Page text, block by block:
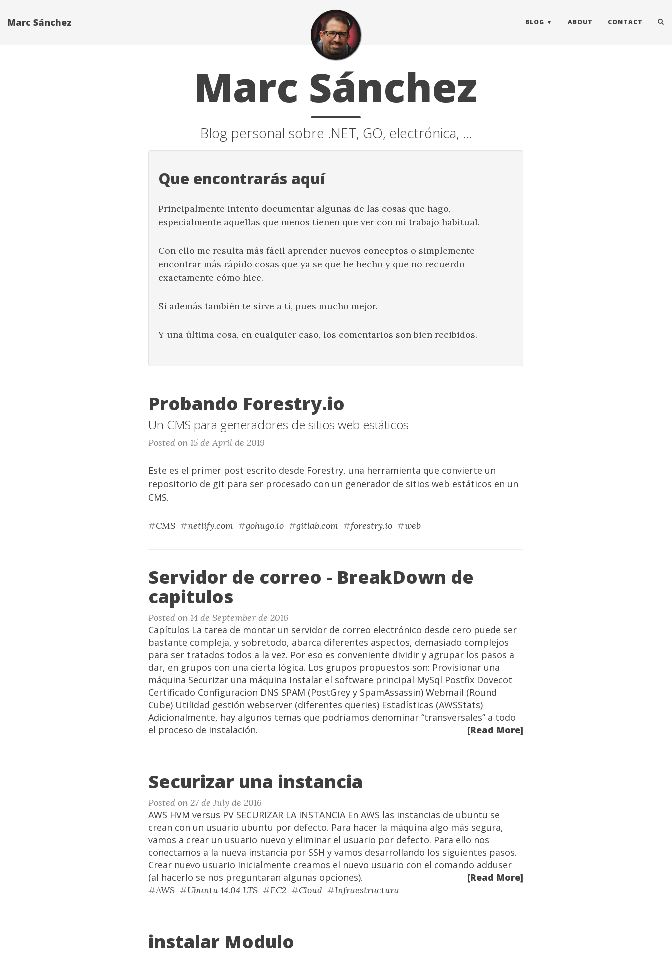
Marc Sánchez BLOG ABOUT CONTACT
Marc Sánchez
Blog personal sobre .NET, GO, electrónica, ...
Que encontrarás aquí
Principalmente intento documentar algunas de las cosas que hago,
especialmente aquellas que menos tienen que ver con mi trabajo habitual.
Con ello me resulta más fácil aprender nuevos conceptos o simplemente
encontrar más rápido cosas que ya se que he hecho y que no recuerdo
exactamente cómo hice.
Si además también te sirve a ti, pues mucho mejor.
Y una última cosa, en cualquier caso, los comentarios son bien recibidos.
Probando Forestry.io
Un CMS para generadores de sitios web estáticos
Posted on 15 de April de 2019
Este es el primer post escrito desde Forestry, una herramienta que convierte un
repositorio de git para ser procesado con un generador de sitios web estáticos en un
CMS.
#CMS #netlify.com #gohugo.io #gitlab.com #forestry.io #web
Servidor de correo - BreakDown de
capitulos
Posted on 14 de September de 2016
Capítulos La tarea de montar un servidor de correo electrónico desde cero puede ser
bastante compleja, y sobretodo, abarca diferentes aspectos, demasiado complejos
para ser tratados todos a la vez. Por eso es conveniente dividir y agrupar los pasos a
dar, en grupos con una cierta lógica. Los grupos propuestos son: Provisionar una
máquina Securizar una máquina Instalar el software principal MySql Postfix Dovecot
Certificado Configuracion DNS SPAM (PostGrey y SpamAssassin) Webmail (Round
Cube) Utilidad gestión webserver (diferentes queries) Estadísticas (AWSStats)
Adicionalmente, hay algunos temas que podríamos denominar “transversales” a todo
el proceso de instalación.
[Read More]
Securizar una instancia
Posted on 27 de July de 2016
AWS HVM versus PV SECURIZAR LA INSTANCIA En AWS las instancias de ubuntu se
crean con un usuario ubuntu por defecto. Para hacer la máquina algo más segura,
vamos a crear un usuario nuevo y eliminar el usuario por defecto. Para ello nos
conectamos a la nueva instancia por SSH y vamos desarrollando los siguientes pasos.
Crear nuevo usuario Inicialmente creamos el nuevo usuario con el comando adduser
(al hacerlo se nos preguntaran algunas opciones).
[Read More]
#AWS #Ubuntu 14.04 LTS #EC2 #Cloud #Infraestructura
instalar Modulo